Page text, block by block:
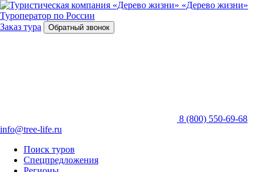
«Дерево жизни»
Туроператор по России
Заказ тура
Обратный звонок
8 (800) 550-69-68
info@tree-life.ru
Поиск туров
Спецпредложения